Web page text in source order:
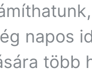
napos
több